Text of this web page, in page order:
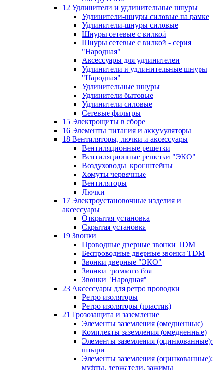
12 Удлинители и удлинительные шнуры
Удлинители-шнуры силовые на рамке
Удлинители-шнуры силовые
Шнуры сетевые с вилкой
Шнуры сетевые с вилкой - серия
"Народная"
Аксессуары для удлинителей
Удлинители и удлинительные шнуры
"Народная"
Удлинительные шнуры
Удлинители бытовые
Удлинители силовые
Сетевые фильтры
15 Электрощиты в сборе
16 Элементы питания и аккумуляторы
18 Вентиляторы, лючки и аксессуары
Вентиляционные решетки
Вентиляционные решетки "ЭКО"
Воздуховоды, кронштейны
Хомуты червячные
Вентиляторы
Лючки
17 Электроустановочные изделия и
аксессуары
Открытая установка
Скрытая установка
19 Звонки
Проводные дверные звонки TDM
Беспроводные дверные звонки TDM
Звонки дверные "ЭКО"
Звонки громкого боя
Звонки "Народная"
23 Аксессуары для ретро проводки
Ретро изоляторы
Ретро изоляторы (пластик)
21 Грозозащита и заземление
Элементы заземления (омедненные)
Комплекты заземления (омедненные)
Элементы заземления (оцинкованные):
штыри
Элементы заземления (оцинкованные):
муфты, держатели, зажимы